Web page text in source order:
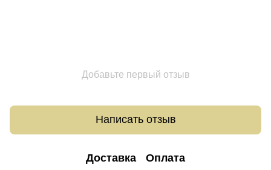
Добавьте первый отзыв
Написать отзыв
Доставка Оплата